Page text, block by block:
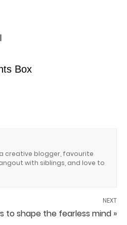
Box
creative blogger, favourite
with siblings, and love to
NEXT
to shape the fearless mind »